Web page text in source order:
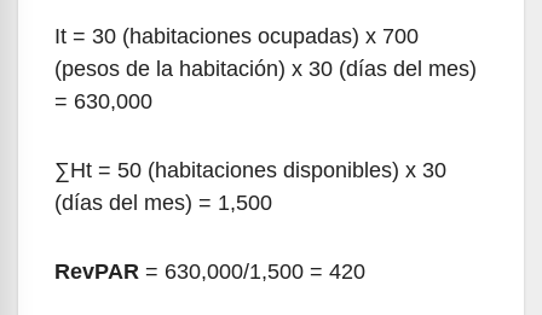
It = 30 (habitaciones ocupadas) x 700
(pesos de la habitación) x 30 (días del mes)
= 630,000
∑Ht = 50 (habitaciones disponibles) x 30
(días del mes) = 1,500
RevPAR = 630,000/1,500 = 420